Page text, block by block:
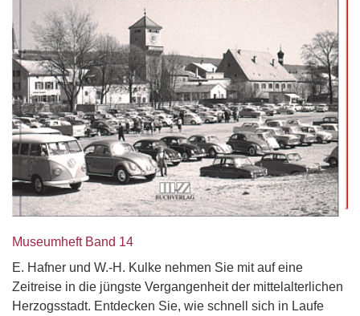
Museumheft Band 14
E. Hafner und W.-H. Kulke nehmen Sie mit auf eine
Zeitreise in die jüngste Vergangenheit der mittelalterlichen
Herzogsstadt. Entdecken Sie, wie schnell sich in Laufe